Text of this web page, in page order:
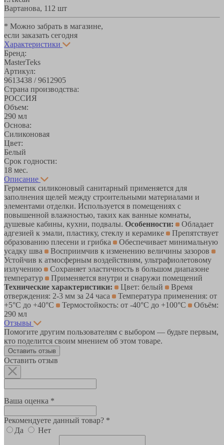
Вартанова, 11 2 шт
* Можно забрать в магазине,
если заказать сегодня
Характеристики
Бренд:
MasterTeks
Артикул:
9613438 / 9612905
Страна производства:
РОССИЯ
Объем:
290 мл
Основа:
Силиконовая
Цвет:
Белый
Срок годности:
18 мес.
Описание
Герметик силиконовый санитарный применяется для
заполнения щелей между строительными материалами и
элементами отделки. Используется в помещениях с
повышенной влажностью, таких как ванные комнаты,
душевые кабины, кухни, подвалы. Особенности:
Обладает
адгезией к эмали, пластику, стеклу и керамике
Препятствует
образованию плесени и грибка
Обеспечивает минимальную
усадку шва
Восприимчив к изменению величины зазоров
Устойчив к атмосферным воздействиям, ультрафиолетовому
излучению
Сохраняет эластичность в большом диапазоне
температур
Применяется внутри и снаружи помещений
Технические характеристики:
Цвет: белый
Время
отверждения: 2-3 мм за 24 часа
Температура применения: от
+5°С до +40°С
Термостойкость: от -40°С до +100°С
Объём:
290 мл
Отзывы
Помогите другим пользователям с выбором — будьте первым,
кто поделится своим мнением об этом товаре.
Оставить отзыв
Оставить отзыв
Ваша оценка *
Рекомендуете данный товар? *
Да
Нет